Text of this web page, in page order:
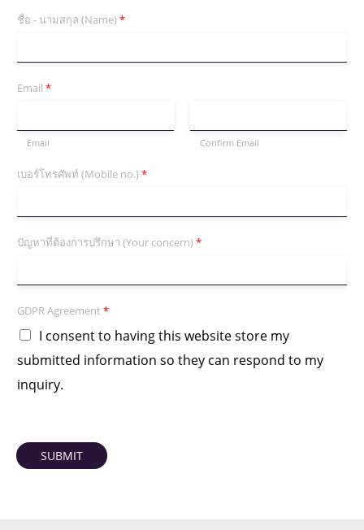
ชื่อ - นามสกุล (Name)*
Email *
Email Confirm Email
เบอร์โทรศัพท์ (Mobile no.)*
ปัญหาที่ต้องการปรึกษา (Your concern)*
GDPR Agreement *
I consent to having this website store my
submitted information so they can respond to my
inquiry.
SUBMIT